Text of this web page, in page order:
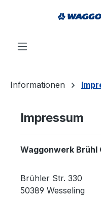
Informationen
Impressum
Waggonwerk Brühl
Brühler Str. 330
50389 Wesseling